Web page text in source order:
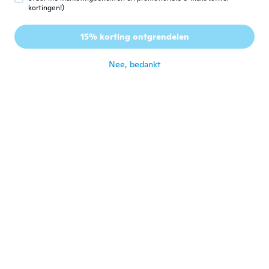
J Jennifer
2014
I love them!
kortingen!)
15% korting ontgrendelen
Nee, bedankt